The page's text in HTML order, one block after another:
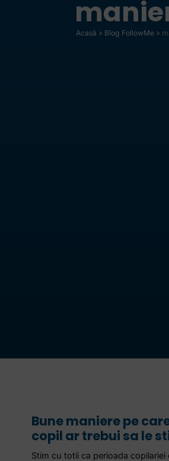
Acasă » Blog FollowMe »
Bune maniere pe
copil ar trebui sa le
Stim cu totii ca perioada copilariei